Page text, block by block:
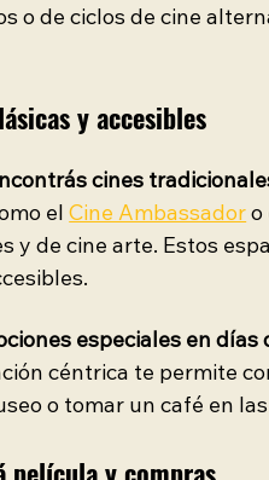
o de ciclos de cine
y accesibles
cines
el Cine Ambassador o
y de cine arte. Estos
especiales en días
céntrica te permite
o tomar un café en